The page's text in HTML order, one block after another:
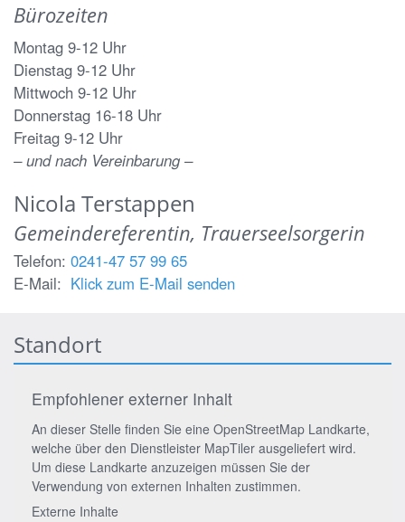
Bürozeiten
Montag 9-12 Uhr
Dienstag 9-12 Uhr
Mittwoch 9-12 Uhr
Donnerstag 16-18 Uhr
Freitag 9-12 Uhr
– und nach Vereinbarung –
Nicola Terstappen
Gemeindereferentin, Trauerseelsorgerin
Telefon: 0241-47 57 99 65
E-Mail: Klick zum E-Mail senden
Standort
Empfohlener externer Inhalt
An dieser Stelle finden Sie eine OpenStreetMap Landkarte,
welche über den Dienstleister MapTiler ausgeliefert wird.
Um diese Landkarte anzuzeigen müssen Sie der
Verwendung von externen Inhalten zustimmen.
Externe Inhalte